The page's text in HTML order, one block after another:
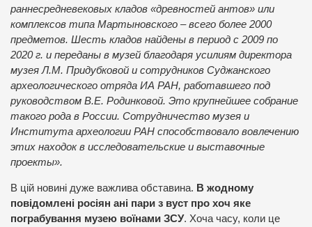
раннесредневековых кладов «древностей антов» или
комплексов типа Мартыновского – всего более 2000
предметов. Шесть кладов найдены в период с 2009 по
2020 г. и переданы в музей благодаря усилиям директора
музея Л.М. Придубковой и сотрудников Суджанского
археологического отряда ИА РАН, работавшего под
руководством В.Е. Родинковой. Это крупнейшее собрание
такого рода в России. Сотрудничество музея и
Института археологии РАН способствовало вовлечению
этих находок в исследовательские и выставочные
проекты».
В цій новині дуже важлива обставина. В жодному
повідомлені росіян ані пари з вуст про хоч яке
пограбування музею воїнами ЗСУ. Хоча часу, коли це